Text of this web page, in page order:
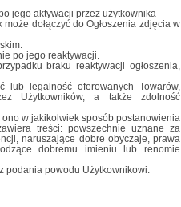
jego aktywacji przez użytkownika
dołączyć do Ogłoszenia zdjęcia w
po jego reaktywacji.
braku reaktywacji ogłoszenia,
lub legalność oferowanych Towarów,
Użytkowników, a także zdolność
w jakikolwiek sposób postanowienia
treści: powszechnie uznane za
naruszające dobre obyczaje, prawa
dobremu imieniu lub renomie
podania powodu Użytkownikowi.